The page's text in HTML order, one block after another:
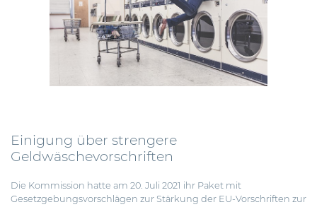
Einigung über strengere
Geldwäschevorschriften
Die Kommission hatte am 20. Juli 2021 ihr Paket mit
Gesetzgebungsvorschlägen zur Stärkung der EU-Vorschriften zur